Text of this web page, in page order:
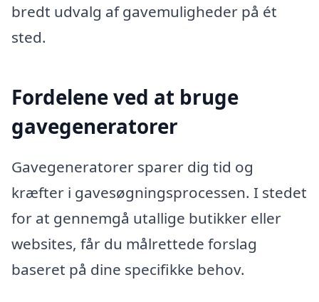
bredt udvalg af gavemuligheder på ét
sted.
Fordelene ved at bruge
gavegeneratorer
Gavegeneratorer sparer dig tid og
kræfter i gavesøgningsprocessen. I stedet
for at gennemgå utallige butikker eller
websites, får du målrettede forslag
baseret på dine specifikke behov.